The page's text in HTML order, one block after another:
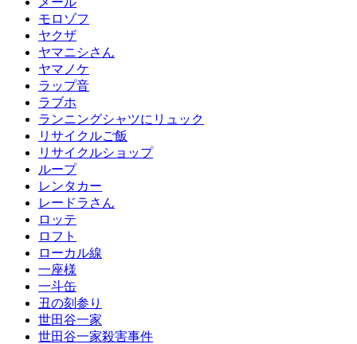
モロゾフ
ヤクザ
ヤマニシさん
ヤマノケ
ラップ音
ラブホ
ランニングシャツにリュック
リサイクルご飯
リサイクルショップ
ループ
レンタカー
レードラさん
ロッテ
ロフト
ローカル線
一座様
一斗缶
丑の刻参り
世田谷一家
世田谷一家殺害事件